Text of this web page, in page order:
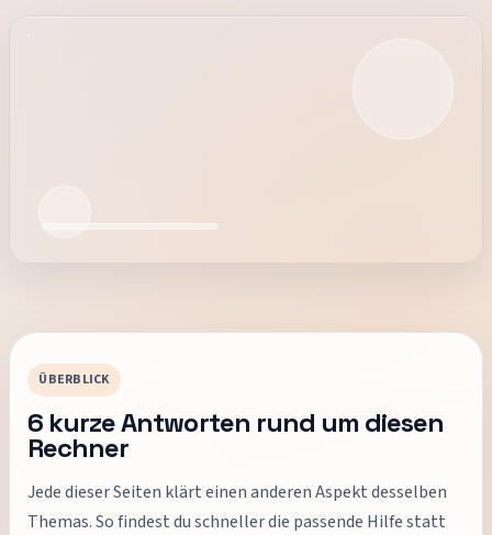
ÜBERBLICK
6 kurze Antworten rund um diesen
Rechner
Jede dieser Seiten klärt einen anderen Aspekt desselben
Themas. So findest du schneller die passende Hilfe statt